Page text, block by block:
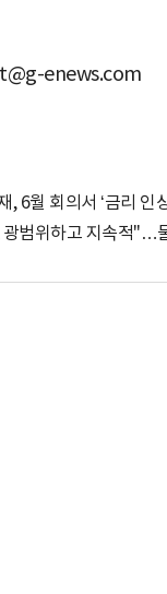
enews.com
6월 회의서 ‘금리 인
범위하고 지속적"…